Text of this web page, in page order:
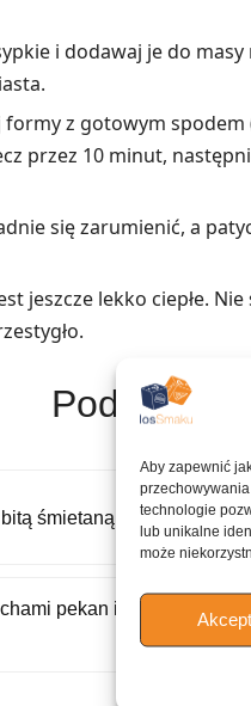
Aby zapewnić
technologie
lub unikalne
może
i dodawaj je do
formy z gotowym
przez 10 minut,
się zarumienić, a
jeszcze lekko ciepłe.
Podobne
śmietaną
pekan i